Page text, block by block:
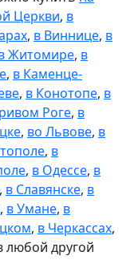
Церкви, в
, в Виннице, в
Житомире, в
, в Каменце-
, в Конотопе, в
Роге, в
, во Львове, в
, в
, в Одессе, в
, в Славянске, в
, в Умане, в
, в Черкассах,
любой другой